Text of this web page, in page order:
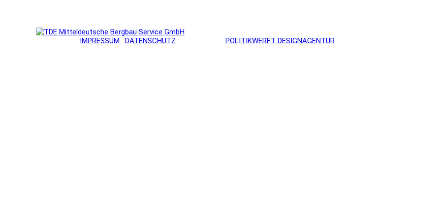
IMPRESSUM DATENSCHUTZ POLITIKWERFT DESIGNAGENTUR